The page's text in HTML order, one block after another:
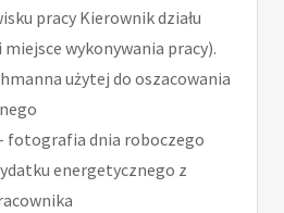
pracy Kierownik działu
wykonywania pracy).
użytej do oszacowania
fotografia dnia roboczego
energetycznego z